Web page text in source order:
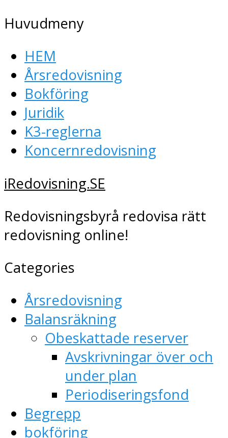
Huvudmeny
HEM
Årsredovisning
Bokföring
Juridik
K3-reglerna
Koncernredovisning
iRedovisning.SE
Redovisningsbyrå redovisa rätt
redovisning online!
Categories
Årsredovisning
Balansräkning
Obeskattade reserver
Avskrivningar över och
under plan
Periodiseringsfond
Begrepp
bokföring